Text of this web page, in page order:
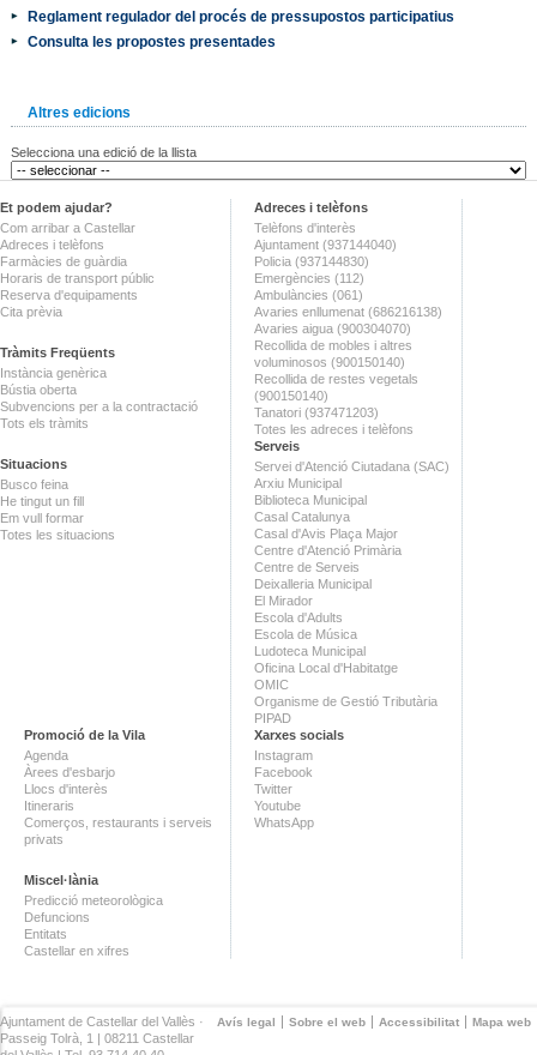
Reglament regulador del procés de pressupostos participatius
Consulta les propostes presentades
Altres edicions
Selecciona una edició de la llista
Et podem ajudar?
Com arribar a Castellar
Adreces i telèfons
Farmàcies de guàrdia
Horaris de transport públic
Reserva d'equipaments
Cita prèvia
Tràmits Freqüents
Instància genèrica
Bústia oberta
Subvencions per a la contractació
Tots els tràmits
Situacions
Busco feina
He tingut un fill
Em vull formar
Totes les situacions
Adreces i telèfons
Telèfons d'interès
Ajuntament (937144040)
Policia (937144830)
Emergències (112)
Ambulàncies (061)
Avaries enllumenat (686216138)
Avaries aigua (900304070)
Recollida de mobles i altres
voluminosos (900150140)
Recollida de restes vegetals
(900150140)
Tanatori (937471203)
Totes les adreces i telèfons
Serveis
Servei d'Atenció Ciutadana (SAC)
Arxiu Municipal
Biblioteca Municipal
Casal Catalunya
Casal d'Avis Plaça Major
Centre d'Atenció Primària
Centre de Serveis
Deixalleria Municipal
El Mirador
Escola d'Adults
Escola de Música
Ludoteca Municipal
Oficina Local d'Habitatge
OMIC
Organisme de Gestió Tributària
PIPAD
Promoció de la Vila
Agenda
Àrees d'esbarjo
Llocs d'interès
Itineraris
Comerços, restaurants i serveis
privats
Miscel·lània
Predicció meteorològica
Defuncions
Entitats
Castellar en xifres
Xarxes socials
Instagram
Facebook
Twitter
Youtube
WhatsApp
Avís legal Sobre el web Accessibilitat Mapa web
Ajuntament de Castellar del Vallès ·
Passeig Tolrà, 1 | 08211 Castellar